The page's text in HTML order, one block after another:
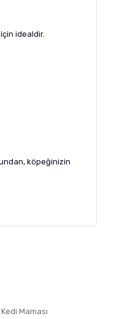
idealdir.
köpeğinizin
Maması